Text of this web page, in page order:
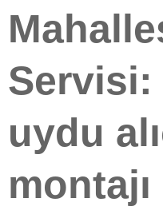
Servisi:
uydu
montajı